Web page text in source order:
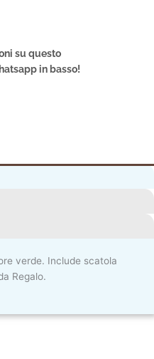
su questo
in basso!
verde. Include scatola
Regalo.